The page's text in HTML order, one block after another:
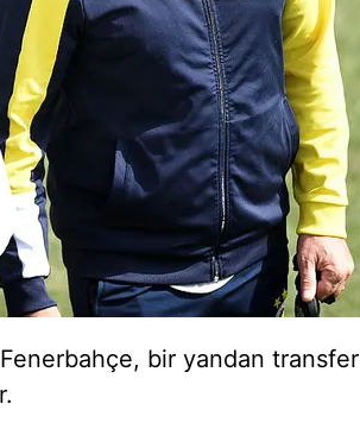
Fenerbahçe, bir yandan transfer